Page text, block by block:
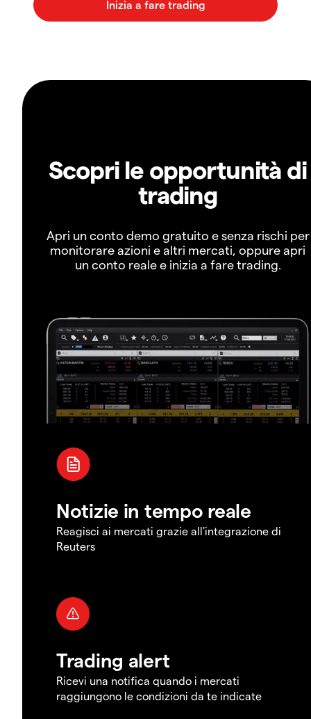
Scopri le opportunità di
trading
Apri un conto demo gratuito e senza rischi per
monitorare azioni e altri mercati, oppure apri
un conto reale e inizia a fare trading.
Notizie in tempo reale
Reagisci ai mercati grazie all'integrazione di
Reuters
Trading alert
Ricevi una notifica quando i mercati
raggiungono le condizioni da te indicate